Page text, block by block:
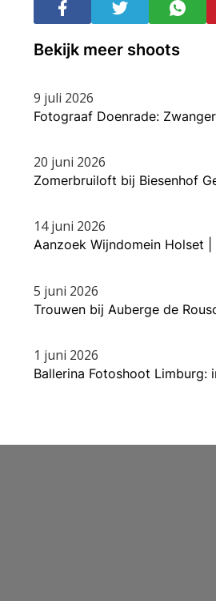
Bekijk meer shoots
9 juli 2026
Fotograaf Doenrade:
20 juni 2026
Zomerbruiloft bij Biesenhof
14 juni 2026
Aanzoek Wijndomein Holset
5 juni 2026
Trouwen bij Auberge de
1 juni 2026
Ballerina Fotoshoot Limburg: